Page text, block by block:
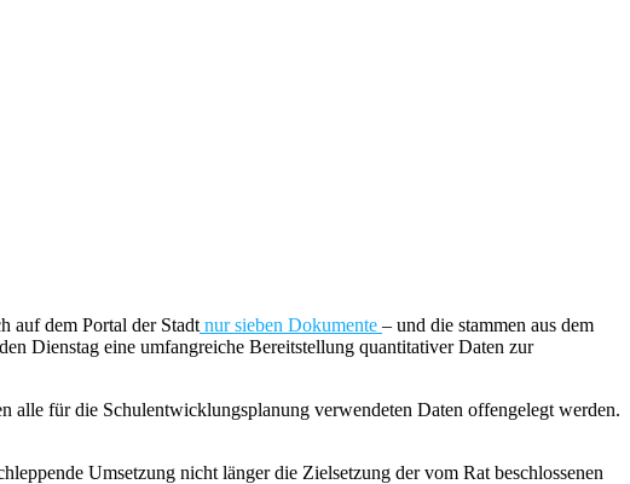
auf dem Portal der Stadt nur sieben Dokumente – und die stammen aus dem
Dienstag eine umfangreiche Bereitstellung quantitativer Daten zur
alle für die Schulentwicklungsplanung verwendeten Daten offengelegt werden.
Umsetzung nicht länger die Zielsetzung der vom Rat beschlossenen